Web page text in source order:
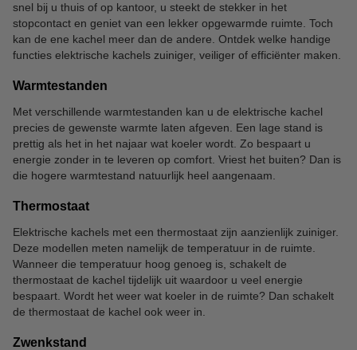
snel bij u thuis of op kantoor, u steekt de stekker in het
stopcontact en geniet van een lekker opgewarmde ruimte. Toch
kan de ene kachel meer dan de andere. Ontdek welke handige
functies elektrische kachels zuiniger, veiliger of efficiënter maken.
Warmtestanden
Met verschillende warmtestanden kan u de elektrische kachel
precies de gewenste warmte laten afgeven. Een lage stand is
prettig als het in het najaar wat koeler wordt. Zo bespaart u
energie zonder in te leveren op comfort. Vriest het buiten? Dan is
die hogere warmtestand natuurlijk heel aangenaam.
Thermostaat
Elektrische kachels met een thermostaat zijn aanzienlijk zuiniger.
Deze modellen meten namelijk de temperatuur in de ruimte.
Wanneer die temperatuur hoog genoeg is, schakelt de
thermostaat de kachel tijdelijk uit waardoor u veel energie
bespaart. Wordt het weer wat koeler in de ruimte? Dan schakelt
de thermostaat de kachel ook weer in.
Zwenkstand